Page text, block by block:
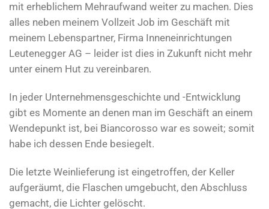
mit erheblichem Mehraufwand weiter zu machen. Dies
alles neben meinem Vollzeit Job im Geschäft mit
meinem Lebenspartner, Firma Inneneinrichtungen
Leutenegger AG – leider ist dies in Zukunft nicht mehr
unter einem Hut zu vereinbaren.
In jeder Unternehmensgeschichte und -Entwicklung
gibt es Momente an denen man im Geschäft an einem
Wendepunkt ist, bei Biancorosso war es soweit; somit
habe ich dessen Ende besiegelt.
Die letzte Weinlieferung ist eingetroffen, der Keller
aufgeräumt, die Flaschen umgebucht, den Abschluss
gemacht, die Lichter gelöscht.